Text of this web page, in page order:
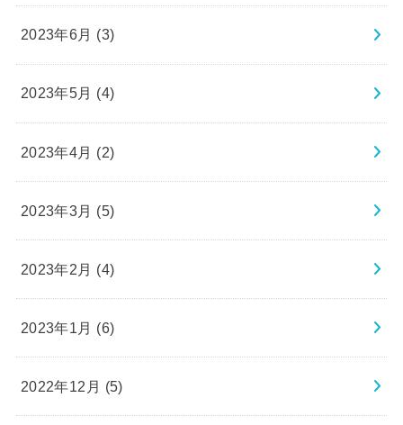
2023年6月 (3)
2023年5月 (4)
2023年4月 (2)
2023年3月 (5)
2023年2月 (4)
2023年1月 (6)
2022年12月 (5)